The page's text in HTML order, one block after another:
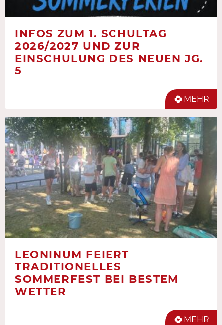
INFOS ZUM 1. SCHULTAG
2026/2027 UND ZUR
EINSCHULUNG DES NEUEN JG.
5
MEHR
LEONINUM FEIERT
TRADITIONELLES
SOMMERFEST BEI BESTEM
WETTER
MEHR